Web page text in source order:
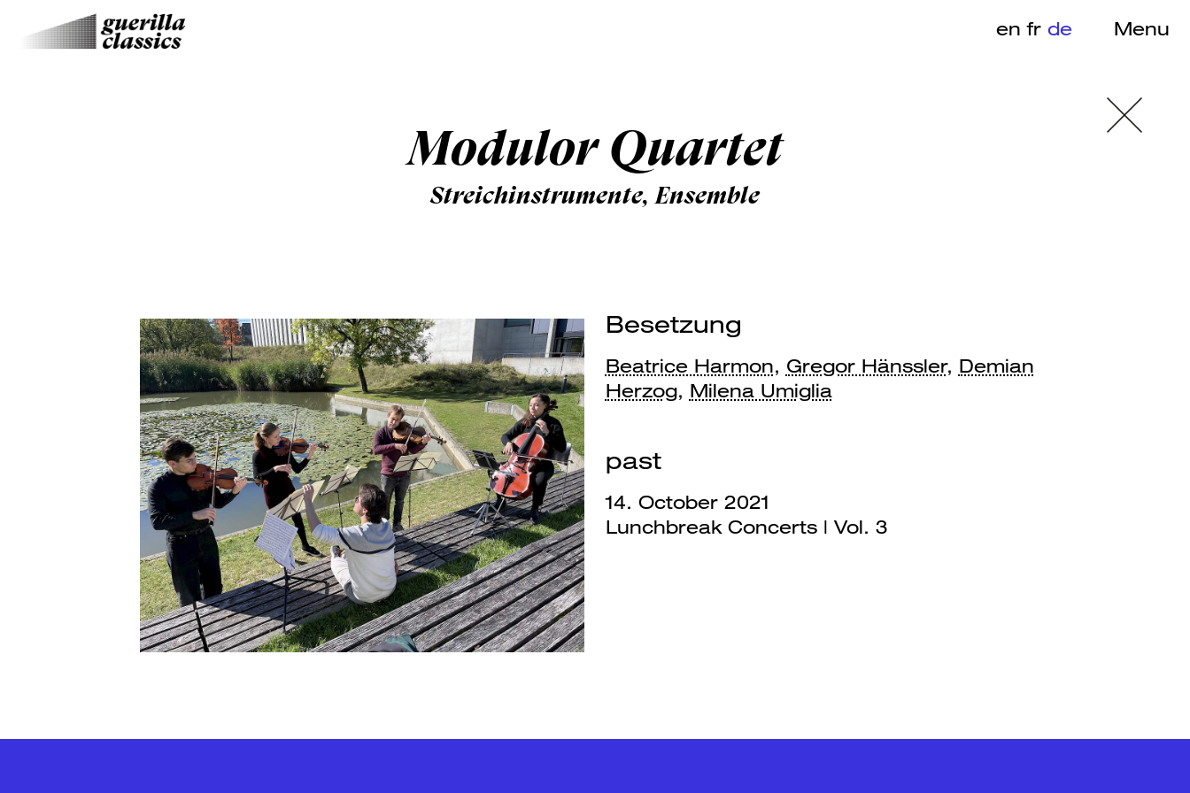
en fr de Menu
Modulor Quartet
Streichinstrumente, Ensemble
Besetzung
Beatrice Harmon, Gregor Hänssler, Demian
Herzog, Milena Umiglia
past
14. October 2021
Lunchbreak Concerts | Vol. 3